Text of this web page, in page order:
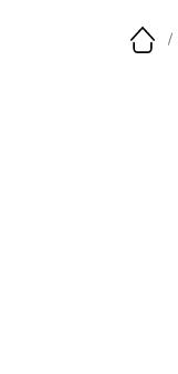
Domů
/